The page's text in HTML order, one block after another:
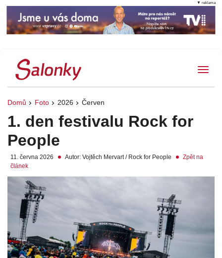
Domů Foto 2026 Červen
1. den festivalu Rock for
People
11. června 2026 Autor: Vojtěch Mervart / Rock for People
Zpět na
článek
▼ reklama